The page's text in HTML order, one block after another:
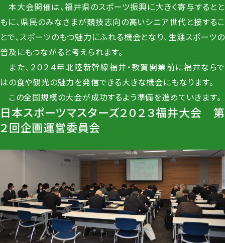
本大会開催は、福井県のスポーツ振興に大きく寄与するとと
もに、県民のみなさまが競技志向の高いシニア世代と接するこ
とで、スポーツのもつ魅力にふれる機会となり、生涯スポーツの
普及にもつながると考えられます。
また、２０２４年北陸新幹線福井・敦賀開業前に福井ならで
はの食や観光の魅力を発信できる大きな機会にもなります。
この全国規模の大会が成功するよう準備を進めていきます。
日本スポーツマスターズ２０２３福井大会 第
２回企画運営委員会